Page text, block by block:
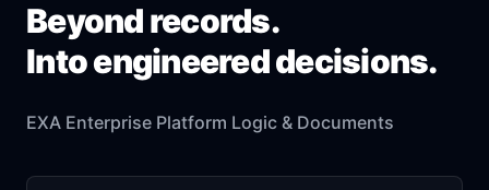
Beyond records.
Into engineered decisions.
EXA Enterprise Platform Logic & Documents